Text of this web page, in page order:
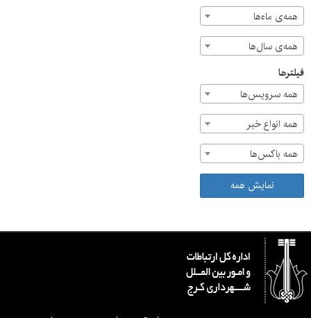
همه‌ی ماه‌ها
همه‌ی سال‌ها
فیلترها
همه سرویس‌ها
همه انواع خبر
همه باکس‌ها
نمایش همه